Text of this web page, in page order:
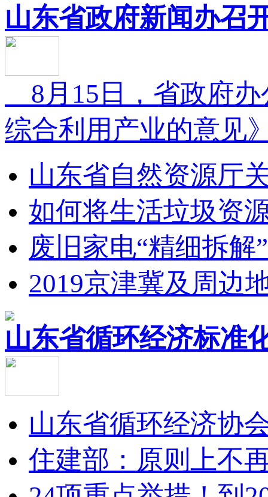
山东省政府新闻办召
8月15日，省政府办
综合利用产业的意见
山东省自然资源厅
如何将生活垃圾资
废旧家电“精细拆解
2019京津冀及周边
山东省循环经济标准
山东省循环经济协
住建部：原则上不